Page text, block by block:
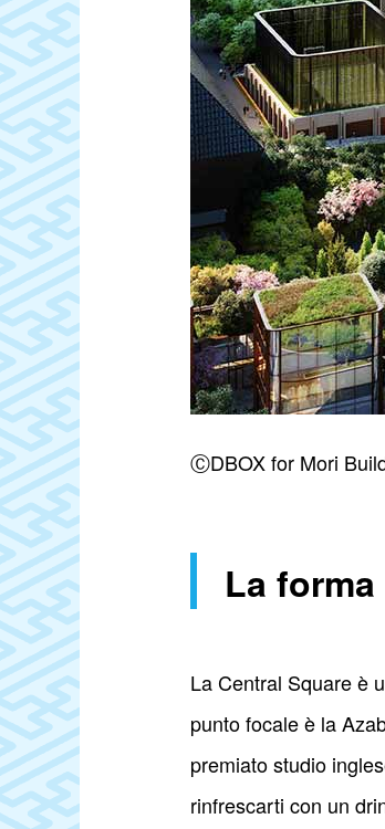
ⒸDBOX for Mori
La
La Central Square è
punto focale è la
premiato studio
rinfrescarti con un